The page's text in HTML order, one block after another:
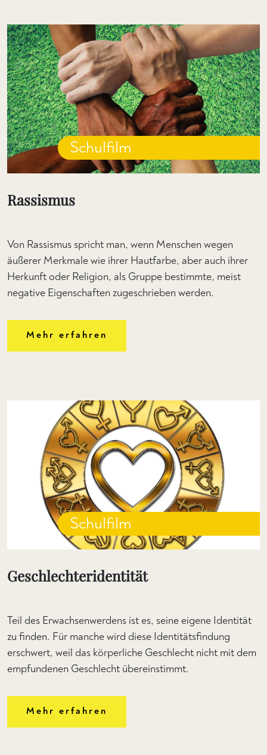
Schulfilm
Rassismus
Von Rassismus spricht man, wenn Menschen wegen
äußerer Merkmale wie ihrer Hautfarbe, aber auch ihrer
Herkunft oder Religion, als Gruppe bestimmte, meist
negative Eigenschaften zugeschrieben werden.
Mehr erfahren
Schulfilm
Geschlechteridentität
Teil des Erwachsenwerdens ist es, seine eigene Identität
zu finden. Für manche wird diese Identitätsfindung
erschwert, weil das körperliche Geschlecht nicht mit dem
empfundenen Geschlecht übereinstimmt.
Mehr erfahren